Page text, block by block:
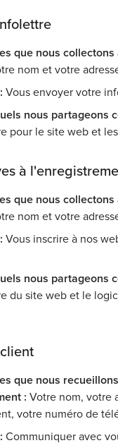
que nous
nom et votre
Vous envoyer votre
nous partageons
pour le site web et
à
que nous
nom et votre
Vous inscrire à nos
nous partageons
du site web et le
que nous
: Votre nom, votre
votre numéro de
Communiquer avec